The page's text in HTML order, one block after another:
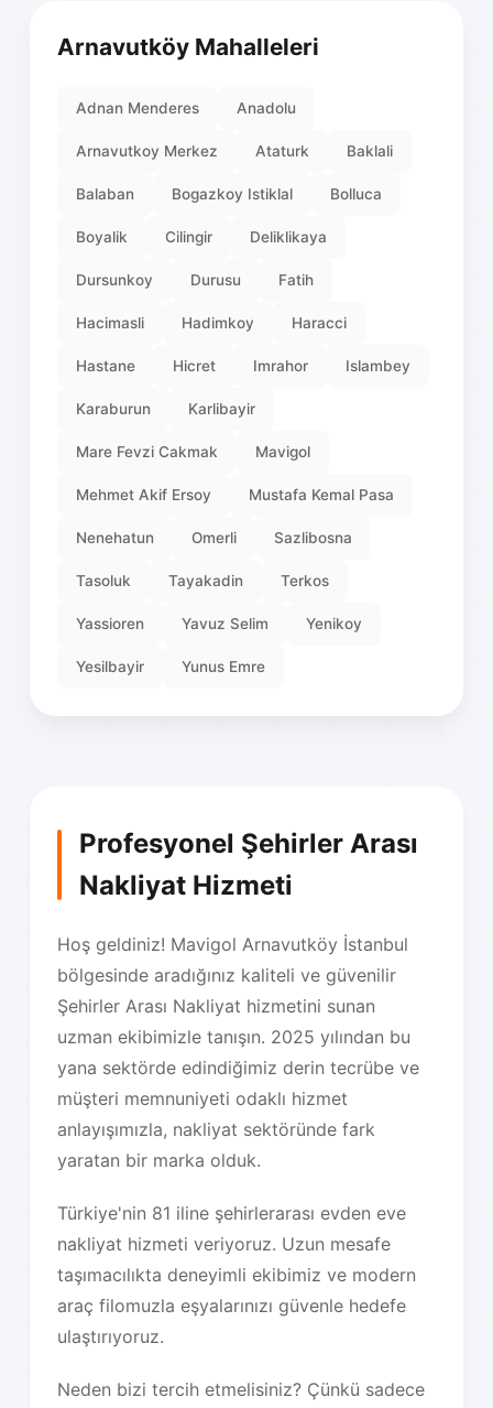
Profesyonel Şehirler Arası
Nakliyat Hizmeti
Hoş geldiniz! Mavigol Arnavutköy İstanbul
bölgesinde aradığınız kaliteli ve güvenilir
Şehirler Arası Nakliyat hizmetini sunan
uzman ekibimizle tanışın. 2025 yılından bu
yana sektörde edindiğimiz derin tecrübe ve
müşteri memnuniyeti odaklı hizmet
anlayışımızla, nakliyat sektöründe fark
yaratan bir marka olduk.
Türkiye'nin 81 iline şehirlerarası evden eve
nakliyat hizmeti veriyoruz. Uzun mesafe
taşımacılıkta deneyimli ekibimiz ve modern
araç filomuzla eşyalarınızı güvenle hedefe
ulaştırıyoruz.
Neden bizi tercih etmelisiniz? Çünkü sadece
Arnavutköy Mahalleleri
Adnan Menderes Anadolu
Arnavutkoy Merkez Ataturk Baklali
Balaban Bogazkoy Istiklal Bolluca
Boyalik Cilingir Deliklikaya
Dursunkoy Durusu Fatih
Hacimasli Hadimkoy Haracci
Hastane Hicret Imrahor Islambey
Karaburun Karlibayir
Mare Fevzi Cakmak Mavigol
Mehmet Akif Ersoy Mustafa Kemal Pasa
Nenehatun Omerli Sazlibosna
Tasoluk Tayakadin Terkos
Yassioren Yavuz Selim Yenikoy
Yesilbayir Yunus Emre